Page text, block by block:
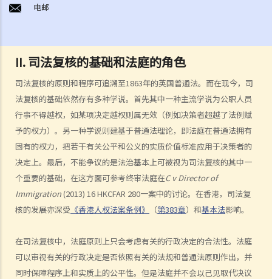
II.司法复核的基础和法庭的角色
司法复核的原则和程序可追溯至1863年的英国普通法。而在现今，司
法复核的基础依然存有多种学说。首先其中一种主流学说为公职人员
行事不得越权，如某项决定越权则属无效（例如决策者超越了法例赋
予的权力）。另一种学说则建基于普通法理论，即法庭在普通法拥有
固有的权力，把若干有关公平和公义的实质价值标准应用于决策者的
决定上。最后，不能争议的是法治基本上可被视为司法复核的其中一
个重要的基础，在这方面可参考终审法庭在C v Director of
Immigration(2013) 16 HKCFAR 280一案中的讨论。在香港，司法复
核的发展亦深受 《香港人权法案条例》 （第383章）和基本法影响。
在司法复核中，法庭原则上只会考虑有关的行政决定的合法性。法庭
可以审视有关的行政决定是否依照有关的法规和普通法原则作出，并
同时保障程序上和实质上的公平性。但是法庭并不会以己见取代决议
A. 司法复核的独有程序
D. 其他补救方法
E. 排除条款
F. 申请人的资格
司法复核理据
B. 程序不当
1. 自然公义的原则
2. 公平聆讯的权利
3. 独立和无私
4. 理由
C. 不合理
V. 违法
1. 越权
电邮